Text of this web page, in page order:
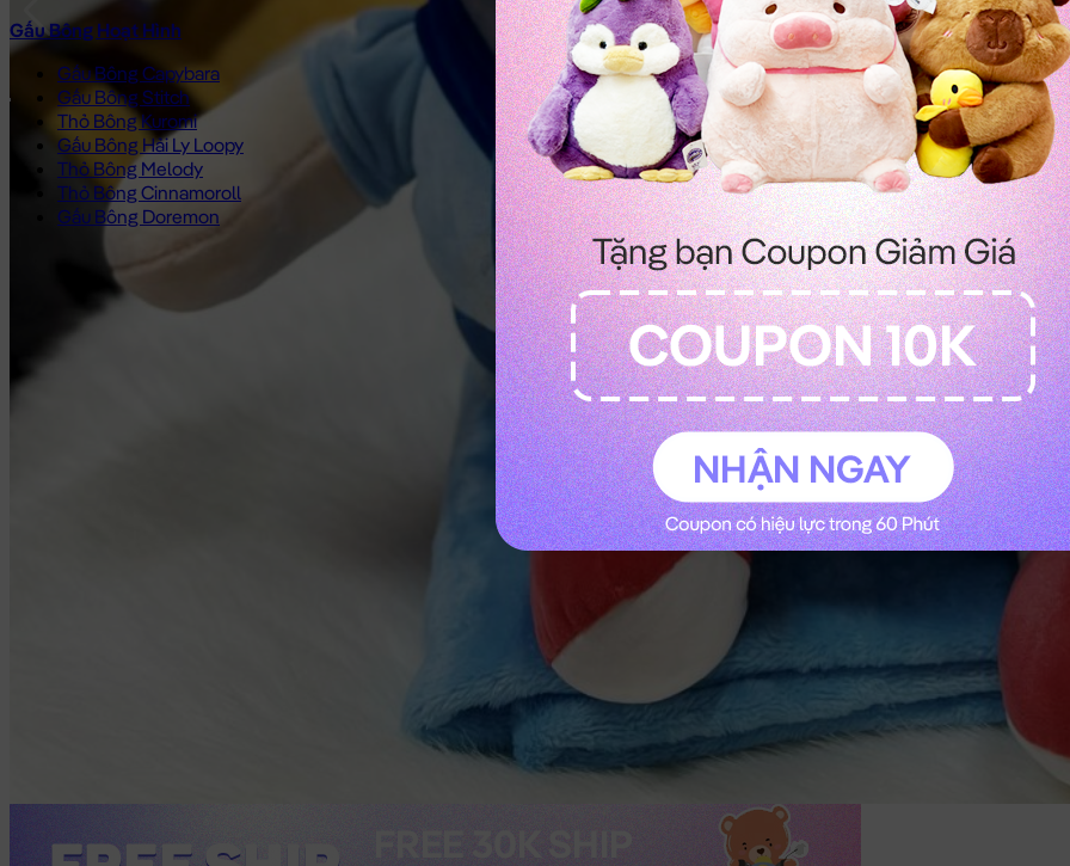
Gấu Bông Hoạt Hình
Gấu Bông Capybara
Gấu Bông Stitch
Thỏ Bông Kuromi
Gấu Bông Hải Ly Loopy
Thỏ Bông Melody
Thỏ Bông Cinnamoroll
Gấu Bông Doremon